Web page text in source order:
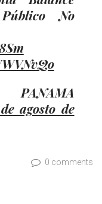
No
agosto de
0 comments